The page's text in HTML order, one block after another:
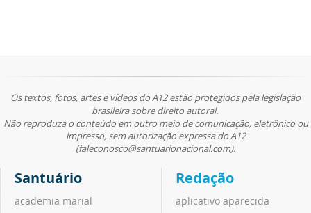
Os textos, fotos, artes e vídeos do A12 estão protegidos pela legislação
brasileira sobre direito autoral.
Não reproduza o conteúdo em outro meio de comunicação, eletrônico ou
impresso, sem autorização expressa do A12
(faleconosco@santuarionacional.com).
Santuário
academia marial
Redação
aplicativo aparecida